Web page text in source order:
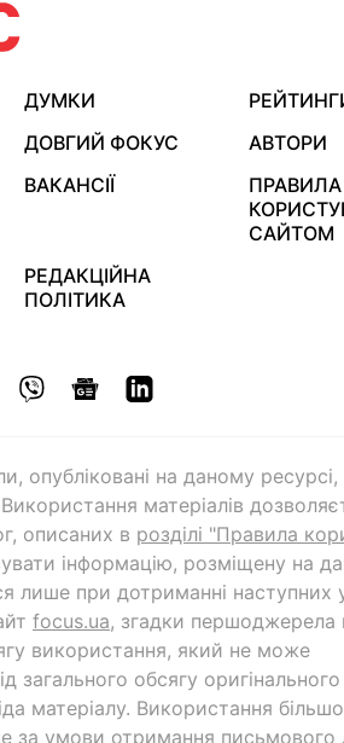
ДУМКИ
ДОВГИЙ ФОКУС
АВТОРИ
ВАКАНСІЇ
ПРАВИЛА
САЙТОМ
РЕДАКЦІЙНА
ПОЛІТИКА
опубліковані на даному
матеріалів
описаних в розділі "Правила
інформацію, розміщену на
лише при дотриманні наступних
focus.ua, згадки першоджерела
використання, який не може
загального обсягу
матеріалу. Використання
за умови отримання письмового